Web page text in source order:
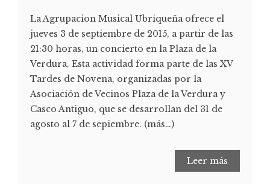
La Agrupacion Musical Ubriqueña ofrece el
jueves 3 de septiembre de 2015, a partir de las
21:30 horas, un concierto en la Plaza de la
Verdura. Esta actividad forma parte de las XV
Tardes de Novena, organizadas por la
Asociación de Vecinos Plaza de la Verdura y
Casco Antiguo, que se desarrollan del 31 de
agosto al 7 de sepiembre. (más…)
Leer más